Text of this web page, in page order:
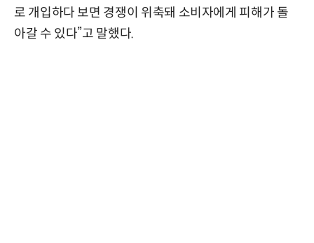
로 개입하다 보면 경쟁이 위축돼 소비자에게 피해가 돌
아갈 수 있다”고 말했다.